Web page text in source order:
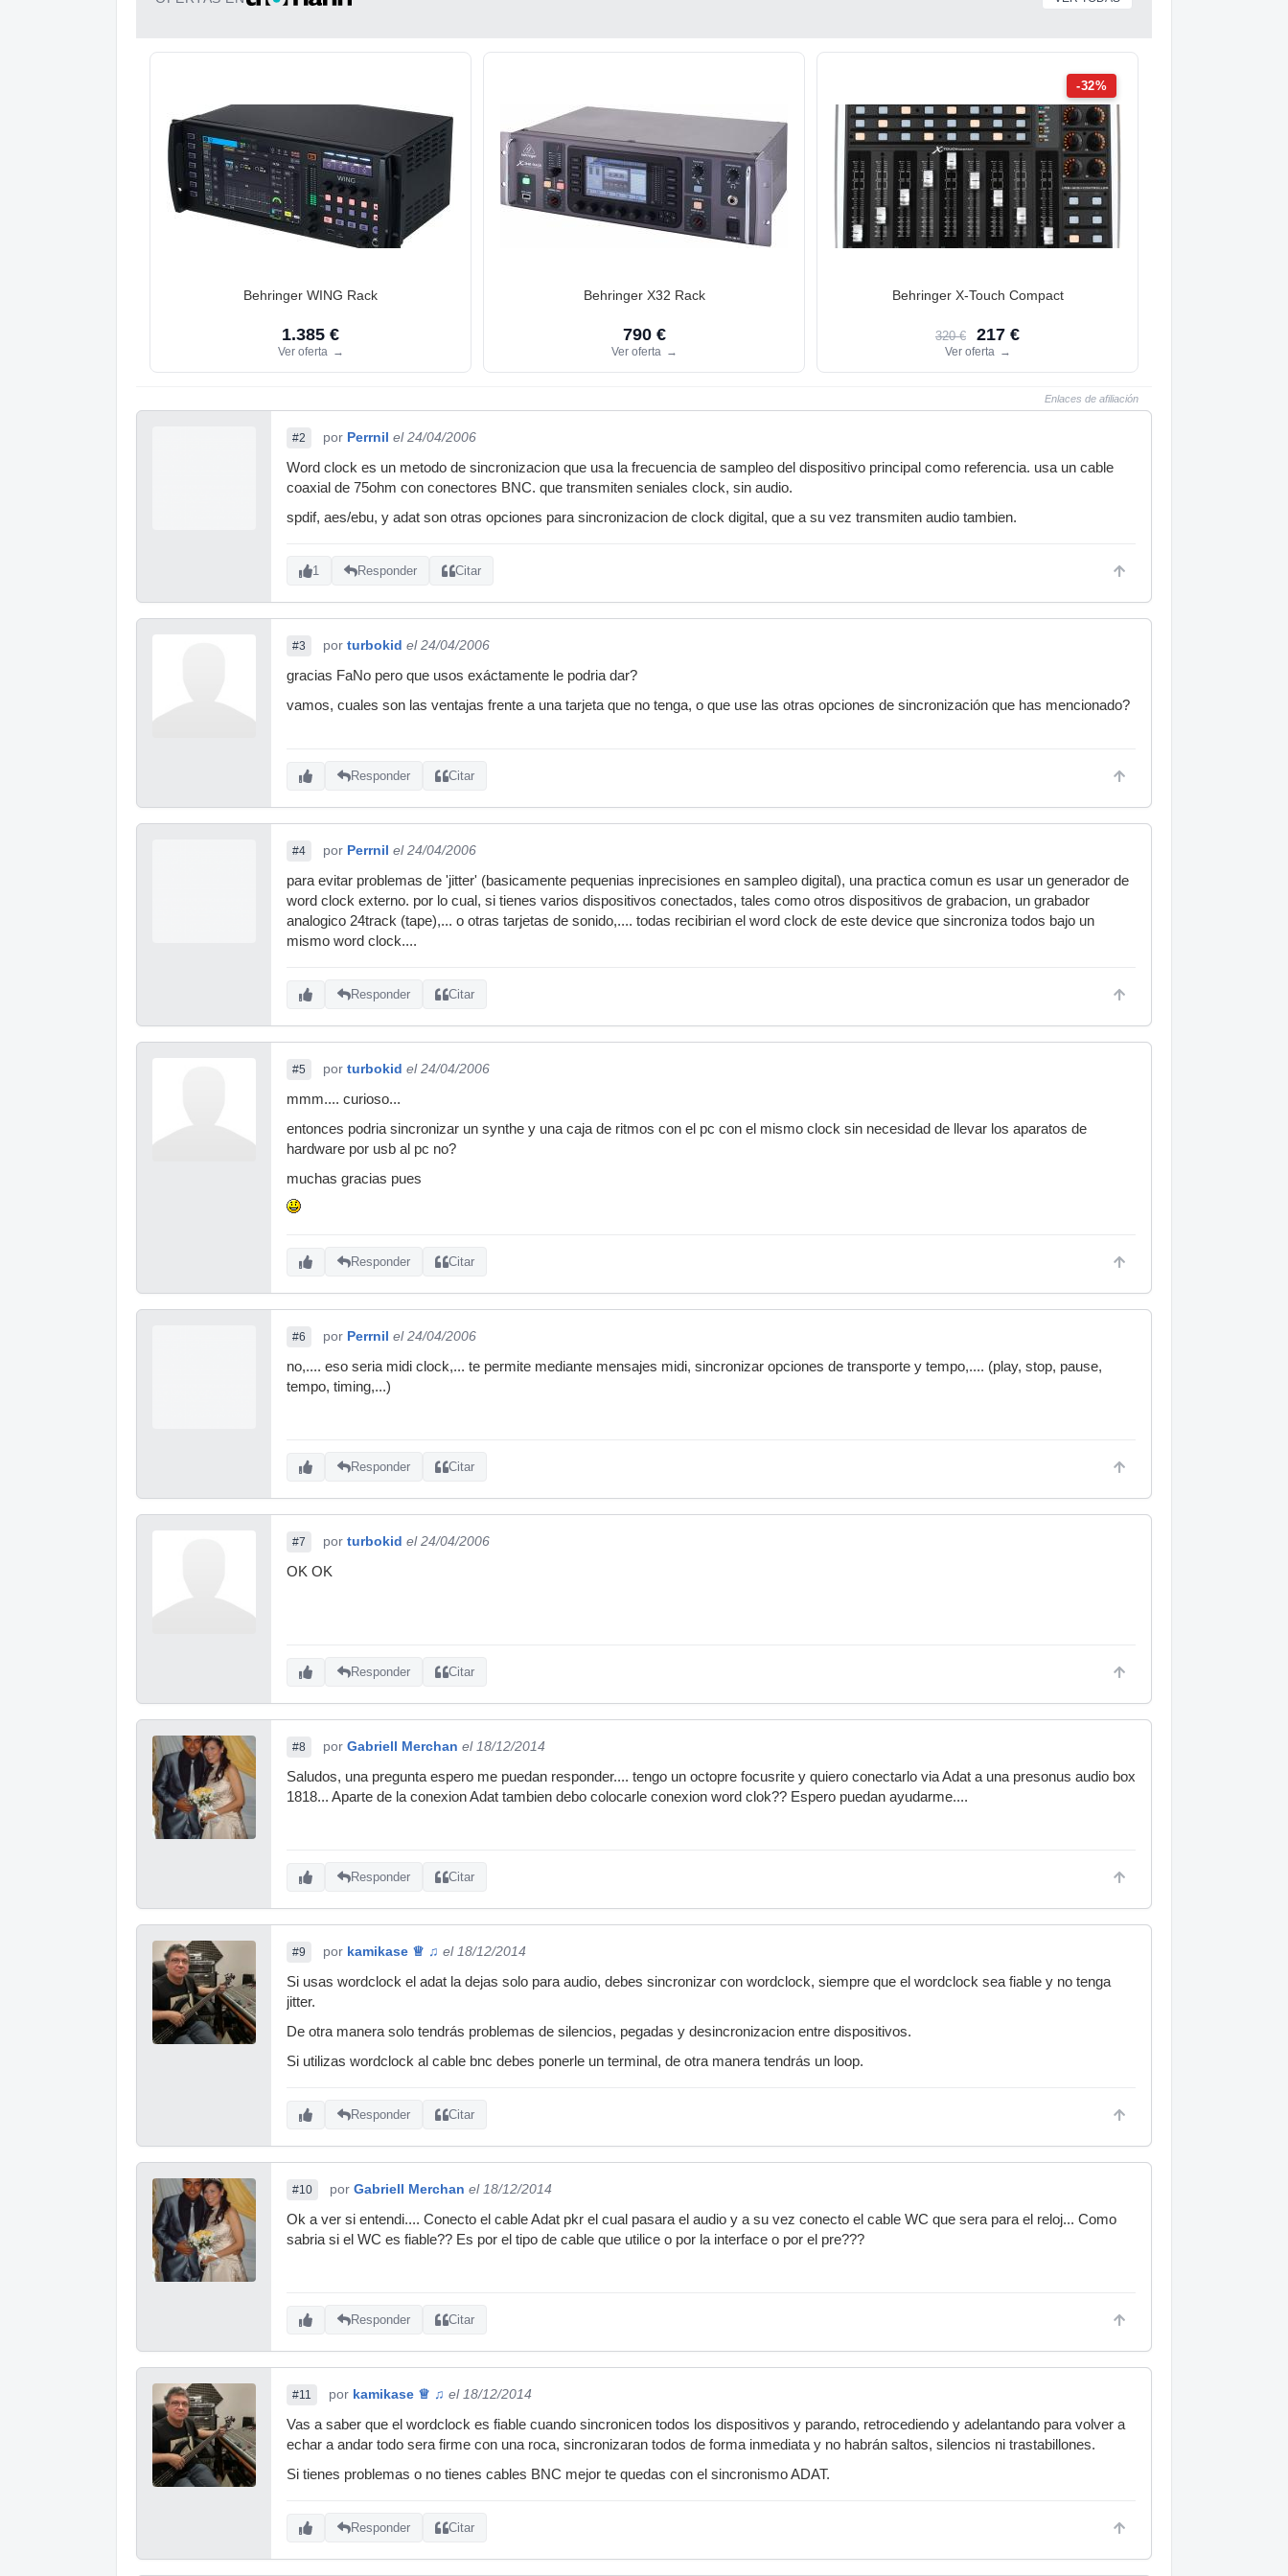
Behringer WING Rack
1.385 €
Ver oferta →
Behringer X32 Rack
790 €
Ver oferta →
-32%
Behringer X-Touch Compact
320 € 217 €
Ver oferta →
Enlaces de afiliación
#2 por Perrnil el 24/04/2006
Word clock es un metodo de sincronizacion que usa la frecuencia de sampleo del dispositivo principal como referencia. usa un cable
coaxial de 75ohm con conectores BNC. que transmiten seniales clock, sin audio.
spdif, aes/ebu, y adat son otras opciones para sincronizacion de clock digital, que a su vez transmiten audio tambien.
1 Responder Citar
#3 por turbokid el 24/04/2006
gracias FaNo pero que usos exáctamente le podria dar?
vamos, cuales son las ventajas frente a una tarjeta que no tenga, o que use las otras opciones de sincronización que has mencionado?
Responder Citar
#4 por Perrnil el 24/04/2006
para evitar problemas de 'jitter' (basicamente pequenias inprecisiones en sampleo digital), una practica comun es usar un generador de
word clock externo. por lo cual, si tienes varios dispositivos conectados, tales como otros dispositivos de grabacion, un grabador
analogico 24track (tape),... o otras tarjetas de sonido,.... todas recibirian el word clock de este device que sincroniza todos bajo un
mismo word clock....
Responder Citar
#5 por turbokid el 24/04/2006
mmm.... curioso...
entonces podria sincronizar un synthe y una caja de ritmos con el pc con el mismo clock sin necesidad de llevar los aparatos de
hardware por usb al pc no?
muchas gracias pues
Responder Citar
#6 por Perrnil el 24/04/2006
no,.... eso seria midi clock,... te permite mediante mensajes midi, sincronizar opciones de transporte y tempo,.... (play, stop, pause,
tempo, timing,...)
Responder Citar
#7 por turbokid el 24/04/2006
OK OK
Responder Citar
#8 por Gabriell Merchan el 18/12/2014
Saludos, una pregunta espero me puedan responder.... tengo un octopre focusrite y quiero conectarlo via Adat a una presonus audio box
1818... Aparte de la conexion Adat tambien debo colocarle conexion word clok?? Espero puedan ayudarme....
Responder Citar
#9 por kamikase ♕ ♫ el 18/12/2014
Si usas wordclock el adat la dejas solo para audio, debes sincronizar con wordclock, siempre que el wordclock sea fiable y no tenga
jitter.
De otra manera solo tendrás problemas de silencios, pegadas y desincronizacion entre dispositivos.
Si utilizas wordclock al cable bnc debes ponerle un terminal, de otra manera tendrás un loop.
Responder Citar
#10 por Gabriell Merchan el 18/12/2014
Ok a ver si entendi.... Conecto el cable Adat pkr el cual pasara el audio y a su vez conecto el cable WC que sera para el reloj... Como
sabria si el WC es fiable?? Es por el tipo de cable que utilice o por la interface o por el pre???
Responder Citar
#11 por kamikase ♕ ♫ el 18/12/2014
Vas a saber que el wordclock es fiable cuando sincronicen todos los dispositivos y parando, retrocediendo y adelantando para volver a
echar a andar todo sera firme con una roca, sincronizaran todos de forma inmediata y no habrán saltos, silencios ni trastabillones.
Si tienes problemas o no tienes cables BNC mejor te quedas con el sincronismo ADAT.
Responder Citar